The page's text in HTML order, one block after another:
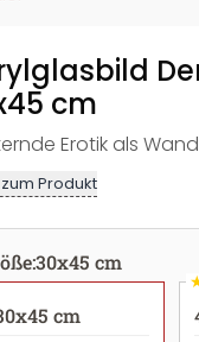
cm
Erotik als
Produkt
:30x45 cm
cm